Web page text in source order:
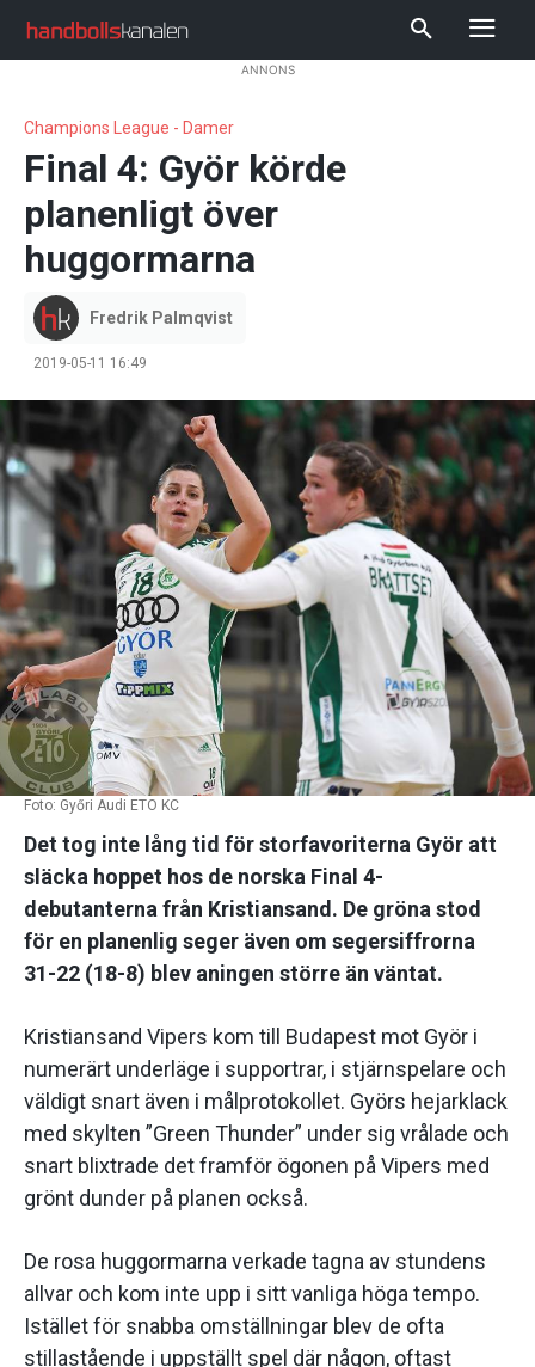
ANNONS
Champions League - Damer
Final 4: Györ körde
planenligt över
huggormarna
Fredrik Palmqvist
2019-05-11 16:49
Foto: Győri Audi ETO KC
Det tog inte lång tid för storfavoriterna Györ att
släcka hoppet hos de norska Final 4-
debutanterna från Kristiansand. De gröna stod
för en planenlig seger även om segersiffrorna
31-22 (18-8) blev aningen större än väntat.
Kristiansand Vipers kom till Budapest mot Györ i
numerärt underläge i supportrar, i stjärnspelare och
väldigt snart även i målprotokollet. Györs hejarklack
med skylten ”Green Thunder” under sig vrålade och
snart blixtrade det framför ögonen på Vipers med
grönt dunder på planen också.
De rosa huggormarna verkade tagna av stundens
allvar och kom inte upp i sitt vanliga höga tempo.
Istället för snabba omställningar blev de ofta
stillastående i uppställt spel där någon, oftast